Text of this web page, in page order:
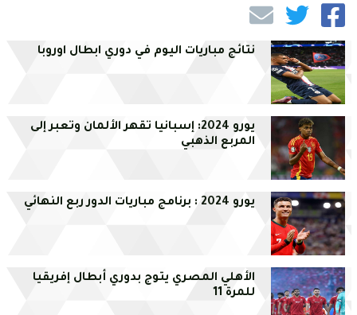
نتائج مباريات اليوم في دوري ابطال اوروبا
يورو 2024: إسبانيا تقهر الألمان وتعبر إلى
المربع الذهبي
يورو 2024 : برنامج مباريات الدور ربع النهائي
الأهلي المصري يتوج بدوري أبطال إفريقيا
للمرة 11